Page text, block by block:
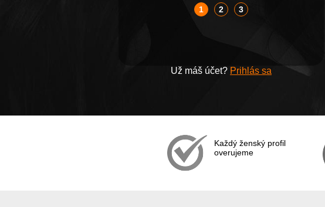
1 2 3
Už máš účet? Prihlás sa
Každý ženský profil
overujeme